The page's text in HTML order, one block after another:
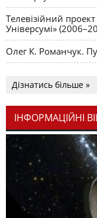
Телевізійний
Універсумі»
Олег К. Романчук.
Дізнатись більше »
ІНФОРМАЦІЙНІ